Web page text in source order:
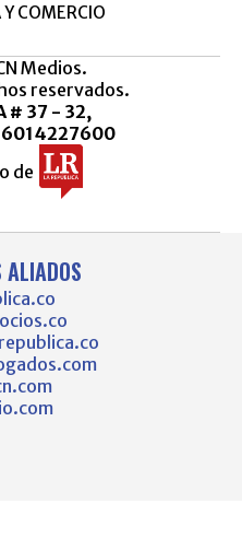
COMERCIO
Medios.
reservados.
# 37 - 32,
de
ALIADOS